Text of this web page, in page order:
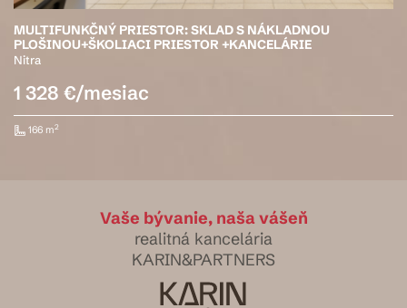
MULTIFUNKČNÝ PRIESTOR: SKLAD S NÁKLADNOU
PLOŠINOU+ŠKOLIACI PRIESTOR +KANCELÁRIE
Nitra
1 328 €/mesiac
166 m2
Vaše bývanie, naša vášeň
realitná kancelária
KARIN&PARTNERS